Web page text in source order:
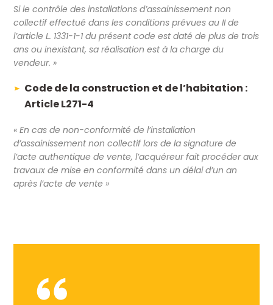
Si le contrôle des installations d’assainissement non
collectif effectué dans les conditions prévues au II de
l’article L. 1331-1-1 du présent code est daté de plus de trois
ans ou inexistant, sa réalisation est à la charge du
vendeur. »
Code de la construction et de l’habitation :
Article L271-4
« En cas de non-conformité de l’installation
d’assainissement non collectif lors de la signature de
l’acte authentique de vente, l’acquéreur fait procéder aux
travaux de mise en conformité dans un délai d’un an
après l’acte de vente »